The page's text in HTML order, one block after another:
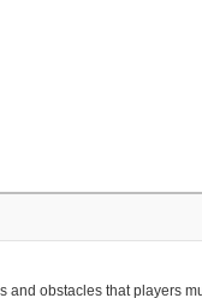
and obstacles that players